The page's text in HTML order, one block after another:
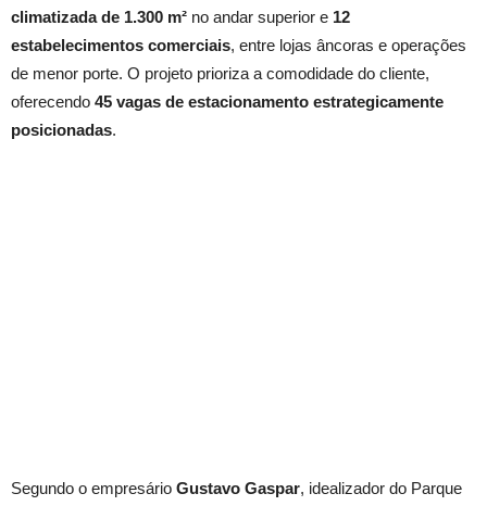
climatizada de 1.300 m² no andar superior e 12
estabelecimentos comerciais, entre lojas âncoras e operações
de menor porte. O projeto prioriza a comodidade do cliente,
oferecendo 45 vagas de estacionamento estrategicamente
posicionadas.
Segundo o empresário Gustavo Gaspar, idealizador do Parque